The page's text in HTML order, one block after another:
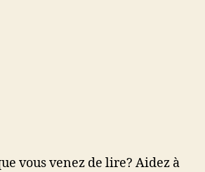
vous venez de lire? Aidez à